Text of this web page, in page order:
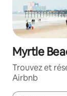
Myrtle
Trouvez et
Airbnb